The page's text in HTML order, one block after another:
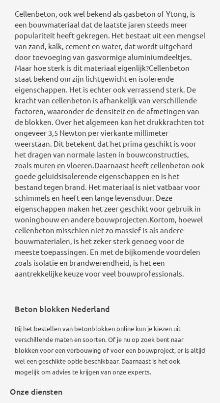
Cellenbeton, ook wel bekend als gasbeton of Ytong, is
een bouwmateriaal dat de laatste jaren steeds meer
populariteit heeft gekregen. Het bestaat uit een mengsel
van zand, kalk, cement en water, dat wordt uitgehard
door toevoeging van gasvormige aluminiumdeeltjes.
Maar hoe sterk is dit materiaal eigenlijk?Cellenbeton
staat bekend om zijn lichtgewicht en isolerende
eigenschappen. Het is echter ook verrassend sterk. De
kracht van cellenbeton is afhankelijk van verschillende
factoren, waaronder de densiteit en de afmetingen van
de blokken. Over het algemeen kan het drukkrachten tot
ongeveer 3,5 Newton per vierkante millimeter
weerstaan. Dit betekent dat het prima geschikt is voor
het dragen van normale lasten in bouwconstructies,
zoals muren en vloeren.Daarnaast heeft cellenbeton ook
goede geluidsisolerende eigenschappen en is het
bestand tegen brand. Het materiaal is niet vatbaar voor
schimmels en heeft een lange levensduur. Deze
eigenschappen maken het zeer geschikt voor gebruik in
woningbouw en andere bouwprojecten.Kortom, hoewel
cellenbeton misschien niet zo massief is als andere
bouwmaterialen, is het zeker sterk genoeg voor de
meeste toepassingen. En met de bijkomende voordelen
zoals isolatie en brandwerendheid, is het een
aantrekkelijke keuze voor veel bouwprofessionals.
Beton blokken Nederland
Bij het bestellen van betonblokken online kun je kiezen uit
verschillende maten en soorten. Of je nu op zoek bent naar
blokken voor een verbouwing of voor een bouwproject, er is altijd
wel een geschikte optie beschikbaar. Daarnaast is het ook
mogelijk om advies te krijgen van onze experts.
Onze diensten